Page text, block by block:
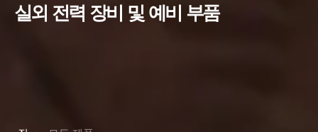
실외 전력 장비 및 예비 부품